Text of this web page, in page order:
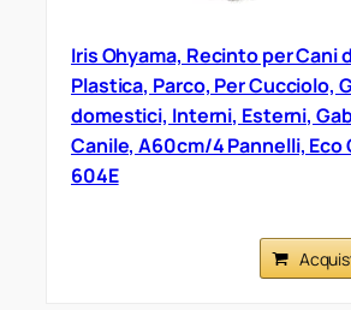
Iris Ohyama, Recinto per Cani
Plastica, Parco, Per Cucciolo,
domestici, Interni, Esterni,
Canile, A60cm/4 Pannelli, Eco
604E